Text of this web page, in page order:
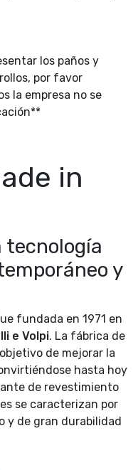
los paños y
por favor
la empresa no se
in
tecnología
y
fundada en 1971 en
e Volpi. La fábrica de
de mejorar la
hasta hoy
de revestimiento
se caracterizan por
y de gran durabilidad